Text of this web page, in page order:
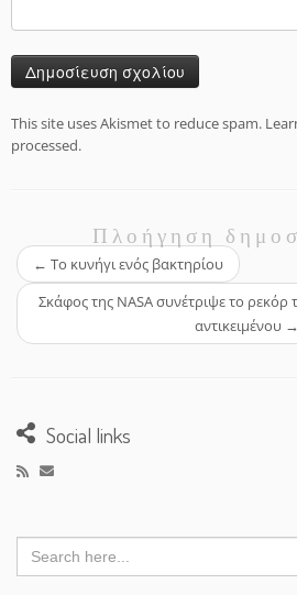
This site uses Akismet to reduce spam.
processed.
Πλοήγηση
← Το κυνήγι ενός βακτηρίου
Σκάφος της NASA συνέτριψε το ρεκόρ
αντικειμένου →
Social links
Search
for: